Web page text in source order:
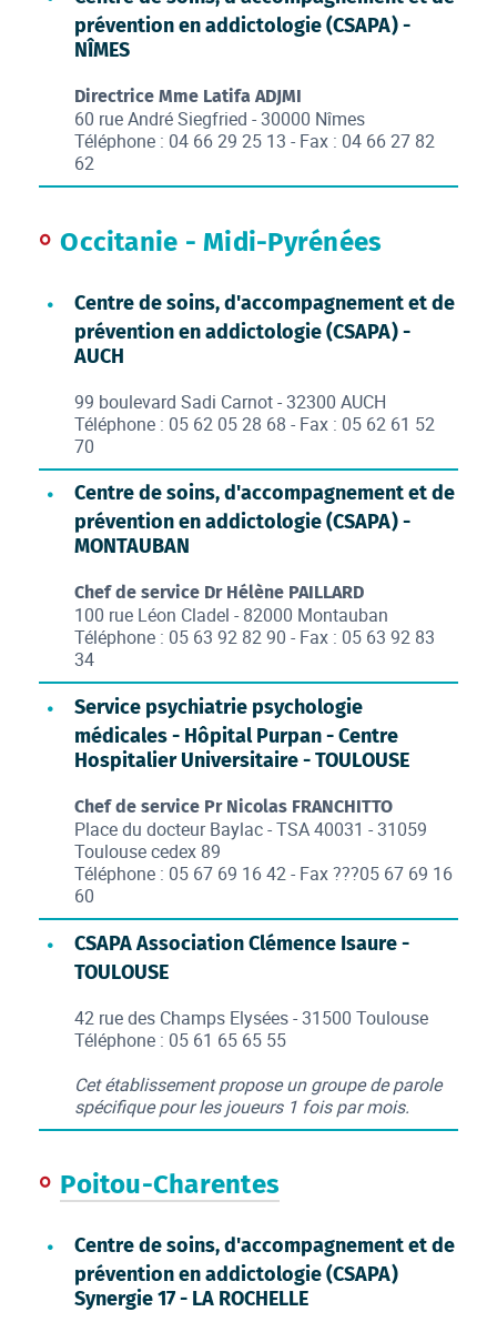
prévention en addictologie (CSAPA) -
NÎMES
Directrice Mme Latifa ADJMI
60 rue André Siegfried - 30000 Nîmes
Téléphone : 04 66 29 25 13 - Fax : 04 66 27 82
62
Occitanie - Midi-Pyrénées
Centre de soins, d'accompagnement et de
prévention en addictologie (CSAPA) -
AUCH
99 boulevard Sadi Carnot - 32300 AUCH
Téléphone : 05 62 05 28 68 - Fax : 05 62 61 52
70
Centre de soins, d'accompagnement et de
prévention en addictologie (CSAPA) -
MONTAUBAN
Chef de service Dr Hélène PAILLARD
100 rue Léon Cladel - 82000 Montauban
Téléphone : 05 63 92 82 90 - Fax : 05 63 92 83
34
Service psychiatrie psychologie
médicales - Hôpital Purpan - Centre
Hospitalier Universitaire - TOULOUSE
Chef de service Pr Nicolas FRANCHITTO
Place du docteur Baylac - TSA 40031 - 31059
Toulouse cedex 89
Téléphone : 05 67 69 16 42 - Fax ???05 67 69 16
60
CSAPA Association Clémence Isaure -
TOULOUSE
42 rue des Champs Elysées - 31500 Toulouse
Téléphone : 05 61 65 65 55
Cet établissement propose un groupe de parole
spécifique pour les joueurs 1 fois par mois.
Poitou-Charentes
Centre de soins, d'accompagnement et de
prévention en addictologie (CSAPA)
Synergie 17 - LA ROCHELLE